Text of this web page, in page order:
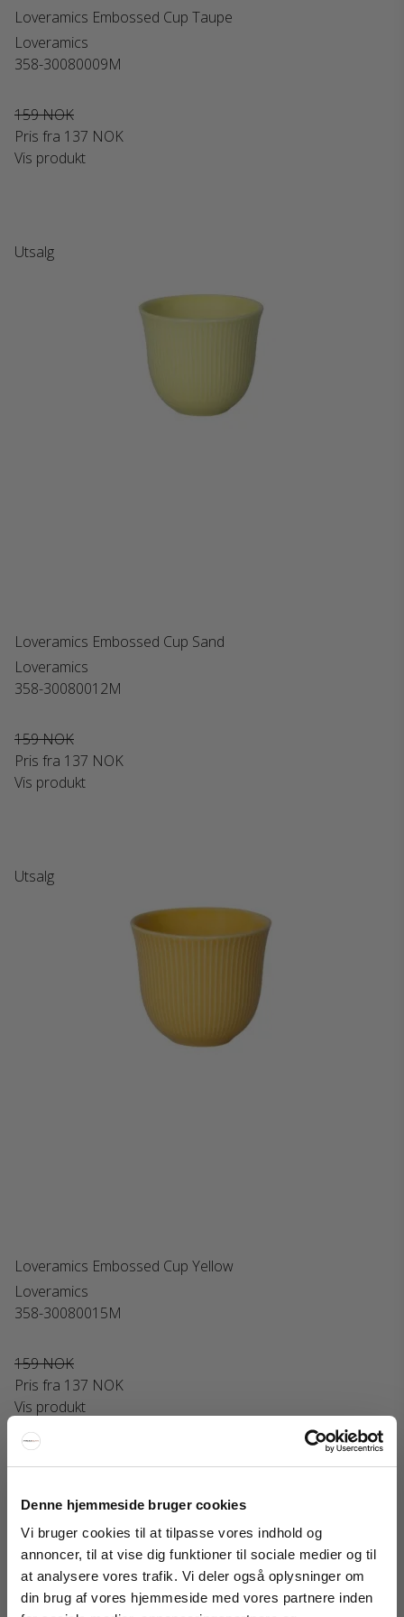
Denne hjemmeside bruger cookies
Vi bruger cookies til at tilpasse vores indhold og
annoncer, til at vise dig funktioner til sociale medier og til
at analysere vores trafik. Vi deler også oplysninger om
din brug af vores hjemmeside med vores partnere inden
Loveramics Embossed Cup Taupe
Loveramics
358-30080009M
159 NOK
Pris fra 137 NOK
Vis produkt
Utsalg
Loveramics Embossed Cup Sand
Loveramics
358-30080012M
159 NOK
Pris fra 137 NOK
Vis produkt
Utsalg
Loveramics Embossed Cup Yellow
Loveramics
358-30080015M
159 NOK
Pris fra 137 NOK
Vis produkt
Utsalg
FÅ 20% RABATT